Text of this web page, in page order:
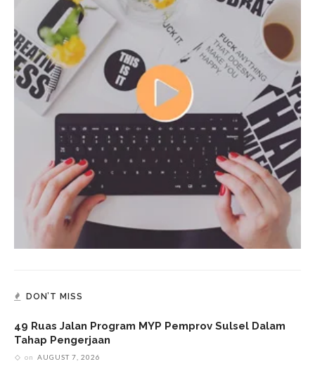
DON’T MISS
49 Ruas Jalan Program MYP Pemprov Sulsel Dalam
Tahap Pengerjaan
on AUGUST 7, 2026